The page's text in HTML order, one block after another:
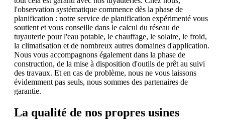
l'observation systématique commence dès la phase de
planification : notre service de planification expérimenté vous
soutient et vous conseille dans le calcul du réseau de
tuyauterie pour l'eau potable, le chauffage, le solaire, le froid,
la climatisation et de nombreux autres domaines d'application.
Nous vous accompagnons également dans la phase de
construction, de la mise à disposition d'outils de prêt au suivi
des travaux. Et en cas de problème, nous ne vous laissons
évidemment pas seuls, nous sommes des partenaires de
garantie.
La qualité de nos propres usines